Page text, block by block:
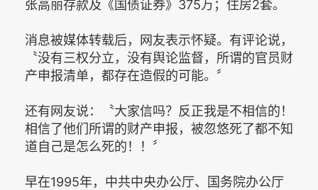
张高丽存款及《国债证券》375万；住房2套。
消息被媒体转载后，网友表示怀疑。有评论说，
〝没有三权分立，没有舆论监督，所谓的官员财
产申报清单，都存在造假的可能。〞
还有网友说：〝大家信吗？反正我是不相信的！
相信了他们所谓的财产申报，被忽悠死了都不知
道自己是怎么死的！！〞
早在1995年，中共中央办公厅、国务院办公厅